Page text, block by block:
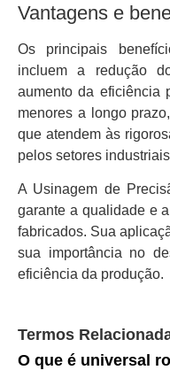
Vantagens e
Os principais
incluem a redução
aumento da eficiência
menores a longo
que atendem às
pelos setores
A Usinagem de
garante a qualidade e
fabricados. Sua
sua importância no
eficiência da produção.
Termos
O que é universal